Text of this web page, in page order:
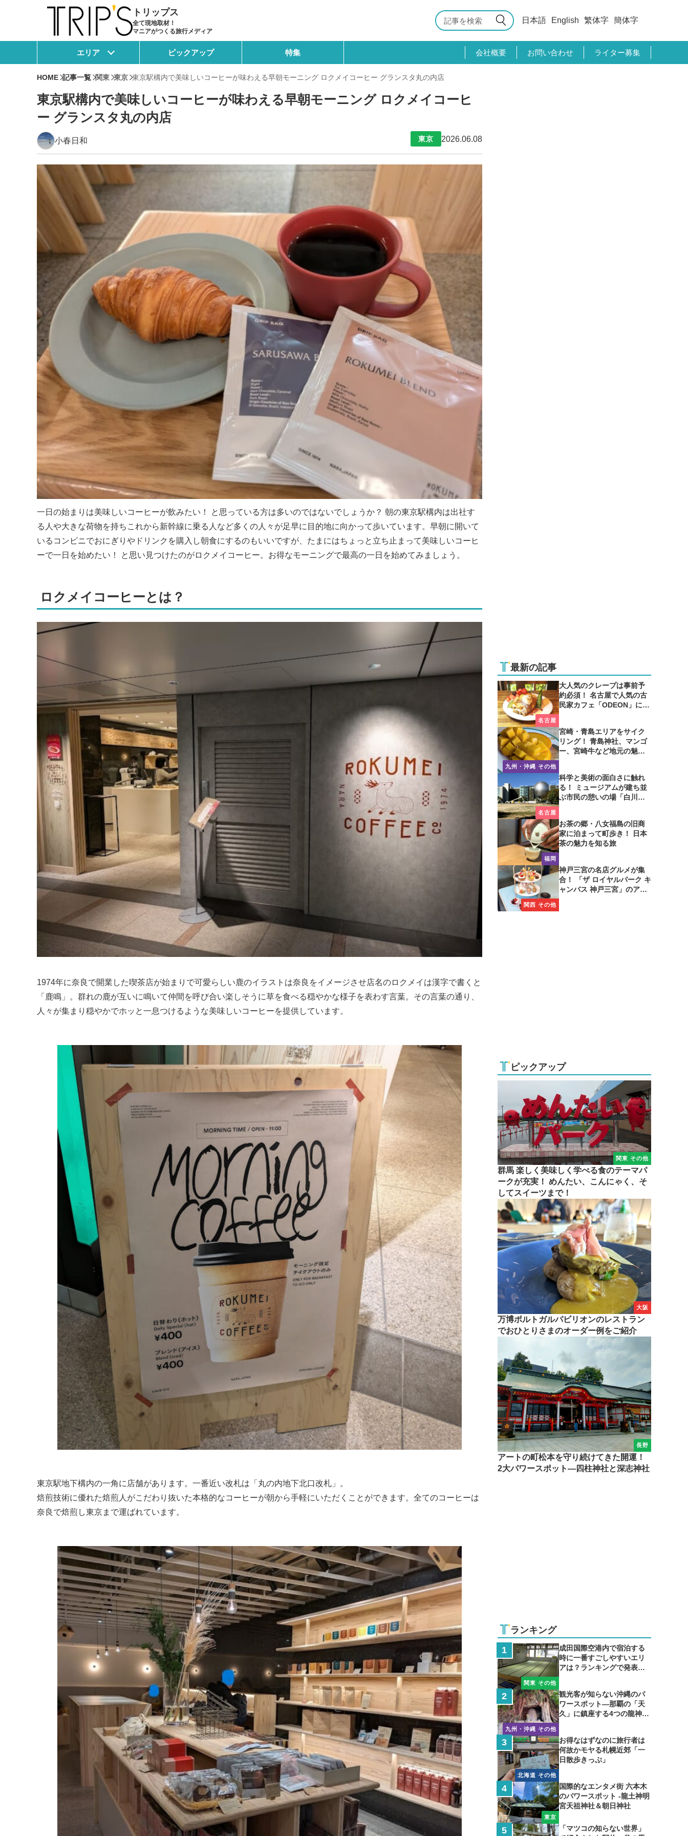
トリップス
全て現地取材！
マニアがつくる旅行メディア
日本語 English 繁体字 簡体字
エリア ピックアップ 特集 会社概要 お問い合わせ ライター募集
HOME 記事一覧 関東 東京 東京駅構内で美味しいコーヒーが味わえる早朝モーニング ロクメイコーヒー グランスタ丸の内店
東京駅構内で美味しいコーヒーが味わえる早朝モーニング ロクメイコーヒ
ー グランスタ丸の内店
小春日和 東京 2026.06.08
一日の始まりは美味しいコーヒーが飲みたい！ と思っている方は多いのではないでしょうか？ 朝の東京駅構内は出社す
る人や大きな荷物を持ちこれから新幹線に乗る人など多くの人々が足早に目的地に向かって歩いています。早朝に開いて
いるコンビニでおにぎりやドリンクを購入し朝食にするのもいいですが、たまにはちょっと立ち止まって美味しいコーヒ
ーで一日を始めたい！ と思い見つけたのがロクメイコーヒー。お得なモーニングで最高の一日を始めてみましょう。
ロクメイコーヒーとは？
1974年に奈良で開業した喫茶店が始まりで可愛らしい鹿のイラストは奈良をイメージさせ店名のロクメイは漢字で書くと
「鹿鳴」。群れの鹿が互いに鳴いて仲間を呼び合い楽しそうに草を食べる穏やかな様子を表わす言葉。その言葉の通り、
人々が集まり穏やかでホッと一息つけるような美味しいコーヒーを提供しています。
東京駅地下構内の一角に店舗があります。一番近い改札は「丸の内地下北口改札」。
焙煎技術に優れた焙煎人がこだわり抜いた本格的なコーヒーが朝から手軽にいただくことができます。全てのコーヒーは
奈良で焙煎し東京まで運ばれています。
最新の記事
名古屋
大人気のクレープは事前予
約必須！ 名古屋で人気の古
民家カフェ「ODEON」に行
九州・沖縄 その他
宮崎・青島エリアをサイク
リング！ 青島神社、マンゴ
ー、宮崎牛など地元の魅力
名古屋
科学と美術の面白さに触れ
る！ ミュージアムが建ち並
ぶ市民の憩いの場「白川公
福岡
お茶の郷・八女福島の旧商
家に泊まって町歩き！ 日本
茶の魅力を知る旅
関西 その他
神戸三宮の名店グルメが集
合！ 「ザ ロイヤルパーク キ
ャンバス 神戸三宮」のアフ
ピックアップ
関東 その他
群馬 楽しく美味しく学べる食のテーマパ
ークが充実！ めんたい、こんにゃく、そ
してスイーツまで！
大阪
万博ポルトガルパビリオンのレストラン
でおひとりさまのオーダー例をご紹介
長野
アートの町松本を守り続けてきた開運！
2大パワースポット―四柱神社と深志神社
ランキング
関東 その他
成田国際空港内で宿泊する
時に一番すごしやすいエリ
アは？ランキングで発表し
九州・沖縄 その他
観光客が知らない沖縄のパ
ワースポット―那覇の「天
久」に鎮座する4つの龍神の
北海道 その他
お得なはずなのに旅行者は
何故かモヤる札幌近郊「一
日散歩きっぷ」
東京
国際的なエンタメ街 六本木
のパワースポット -龍土神明
宮天祖神社＆朝日神社
「マツコの知らない世界」